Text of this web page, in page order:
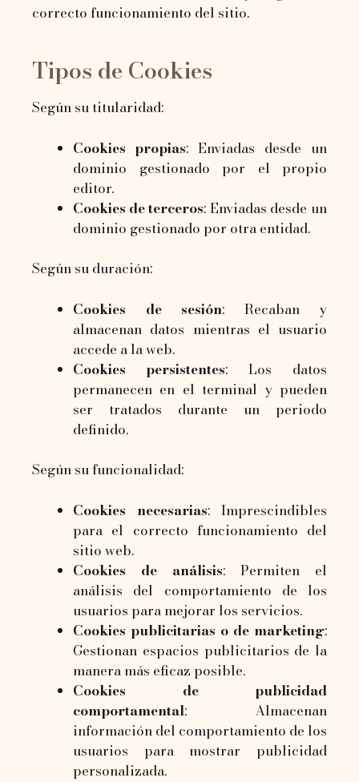
correcto funcionamiento del sitio.
Tipos de Cookies
Según su titularidad:
Cookies propias: Enviadas desde un
dominio gestionado por el propio
editor.
Cookies de terceros: Enviadas desde un
dominio gestionado por otra entidad.
Según su duración:
Cookies de sesión: Recaban y
almacenan datos mientras el usuario
accede a la web.
Cookies persistentes: Los datos
permanecen en el terminal y pueden
ser tratados durante un periodo
definido.
Según su funcionalidad:
Cookies necesarias: Imprescindibles
para el correcto funcionamiento del
sitio web.
Cookies de análisis: Permiten el
análisis del comportamiento de los
usuarios para mejorar los servicios.
Cookies publicitarias o de marketing:
Gestionan espacios publicitarios de la
manera más eficaz posible.
Cookies de publicidad
comportamental: Almacenan
información del comportamiento de los
usuarios para mostrar publicidad
personalizada.